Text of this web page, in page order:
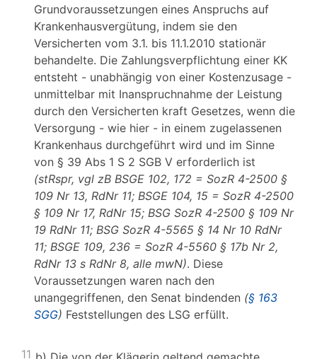
Grundvoraussetzungen eines Anspruchs auf
Krankenhausvergütung, indem sie den
Versicherten vom 3.1. bis 11.1.2010 stationär
behandelte. Die Zahlungsverpflichtung einer KK
entsteht - unabhängig von einer Kostenzusage -
unmittelbar mit Inanspruchnahme der Leistung
durch den Versicherten kraft Gesetzes, wenn die
Versorgung - wie hier - in einem zugelassenen
Krankenhaus durchgeführt wird und im Sinne
von § 39 Abs 1 S 2 SGB V erforderlich ist
(stRspr, vgl zB BSGE 102, 172 = SozR 4-2500 §
109 Nr 13, RdNr 11; BSGE 104, 15 = SozR 4-2500
§ 109 Nr 17, RdNr 15; BSG SozR 4-2500 § 109 Nr
19 RdNr 11; BSG SozR 4-5565 § 14 Nr 10 RdNr
11; BSGE 109, 236 = SozR 4-5560 § 17b Nr 2,
RdNr 13 s RdNr 8, alle mwN). Diese
Voraussetzungen waren nach den
unangegriffenen, den Senat bindenden (§ 163
SGG) Feststellungen des LSG erfüllt.
11